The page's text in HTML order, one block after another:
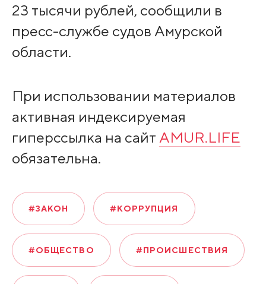
23 тысячи рублей, сообщили в
пресс-службе судов Амурской
области.
При использовании материалов
активная индексируемая
гиперссылка на сайт AMUR.LIFE
обязательна.
#ЗАКОН #КОРРУПЦИЯ
#ОБЩЕСТВО #ПРОИСШЕСТВИЯ